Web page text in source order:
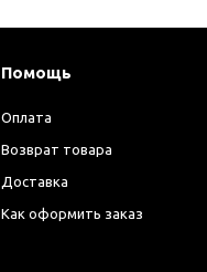
Помощь
Оплата
Возврат товара
Доставка
Как оформить заказ